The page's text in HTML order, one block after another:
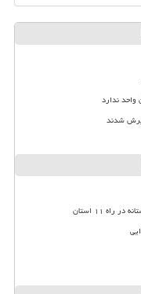
ندارد